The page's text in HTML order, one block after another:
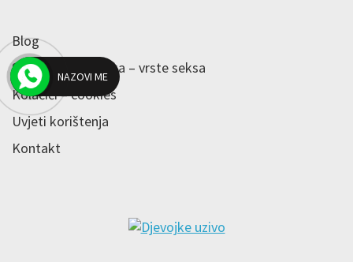
Blog
Sex oglasi hrvatska – vrste seksa
Kolačići – cookies
Uvjeti korištenja
Kontakt
NAZOVI ME